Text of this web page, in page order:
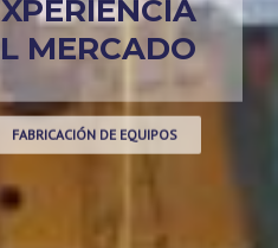
MERCADO
FABRICACIÓN DE EQUIPOS